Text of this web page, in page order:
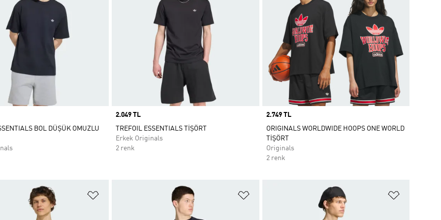
BOL DÜŞÜK OMUZLU
Price
2.049 TL
TREFOIL ESSENTIALS TİŞÖRT
Erkek Originals
2 renk
Price
2.749 TL
ORIGINALS WORLDWIDE HOOPS ONE WORLD
TİŞÖRT
Originals
2 renk
Favori Listesine Ekle Favori Listesine Ekle